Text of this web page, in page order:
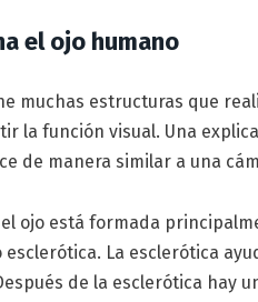
el ojo humano
muchas estructuras que
la función visual. Una
de manera similar a una
ojo está formada
La esclerótica
de la esclerótica hay